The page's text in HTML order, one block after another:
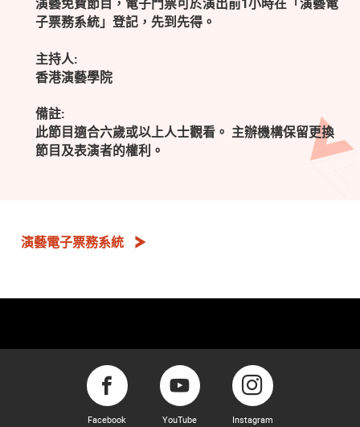
子票務系統」登記，先到先得。
主持人:
香港演藝學院
備註:
此節目適合六歲或以上人士觀看。 主辦機構保留更換
節目及表演者的權利。
演藝電子票務系統
Facebook YouTube Instagram